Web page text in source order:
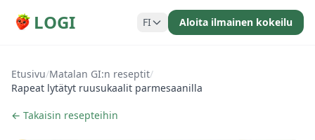
LOGI FI Aloita ilmainen kokeilu
Etusivu/Matalan GI:n reseptit/
Rapeat lytätyt ruusukaalit parmesaanilla
← Takaisin resepteihin